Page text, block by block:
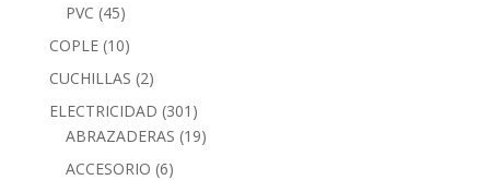
PVC (45)
COPLE (10)
CUCHILLAS (2)
ELECTRICIDAD (301)
ABRAZADERAS (19)
ACCESORIO (6)